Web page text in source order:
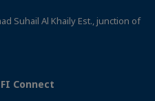
Suhail Al Khaily Est., junction of
Connect